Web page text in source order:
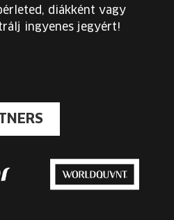
diákként vagy
ingyenes jegyért!